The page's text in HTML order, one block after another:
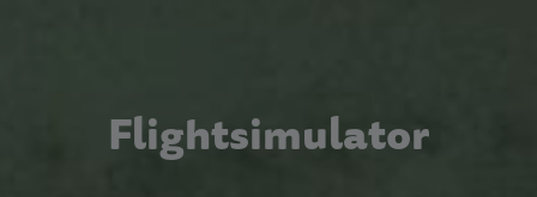
Flightsimulator